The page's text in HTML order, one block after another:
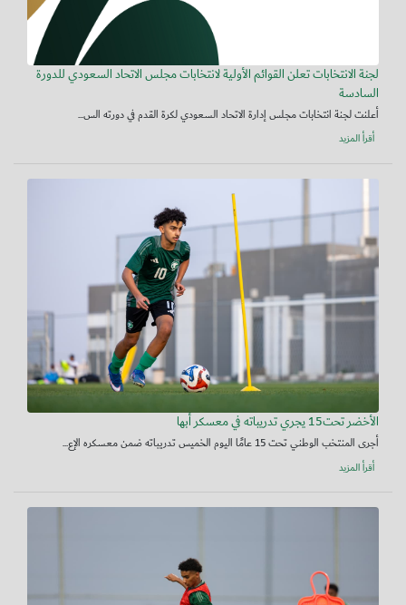
لجنة الانتخابات تعلن القوائم الأولية لانتخابات مجلس الاتحاد السعودي للدورة
السادسة
أعلنت لجنة انتخابات مجلس إدارة الاتحاد السعودي لكرة القدم في دورته الس...
أقرأ المزيد
الأخضر تحت15 يجري تدريباته في معسكر أبها
أجرى المنتخب الوطني تحت 15 عامًا اليوم الخميس تدريباته ضمن معسكره الإع...
أقرأ المزيد